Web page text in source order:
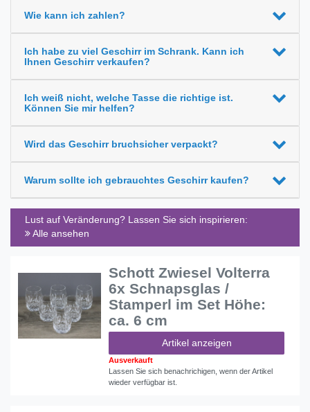
Wie kann ich zahlen?
Ich habe zu viel Geschirr im Schrank. Kann ich
Ihnen Geschirr verkaufen?
Ich weiß nicht, welche Tasse die richtige ist.
Können Sie mir helfen?
Wird das Geschirr bruchsicher verpackt?
Warum sollte ich gebrauchtes Geschirr kaufen?
Lust auf Veränderung? Lassen Sie sich inspirieren:
Alle ansehen
Schott Zwiesel Volterra
6x Schnapsglas /
Stamperl im Set Höhe:
ca. 6 cm
Artikel anzeigen
Ausverkauft
Lassen Sie sich benachrichigen, wenn der Artikel
wieder verfügbar ist.